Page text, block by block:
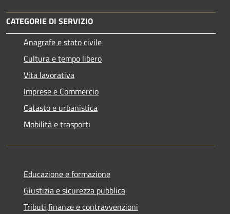
CATEGORIE DI SERVIZIO
Anagrafe e stato civile
Cultura e tempo libero
Vita lavorativa
Imprese e Commercio
Catasto e urbanistica
Mobilità e trasporti
Educazione e formazione
Giustizia e sicurezza pubblica
Tributi,finanze e contravvenzioni